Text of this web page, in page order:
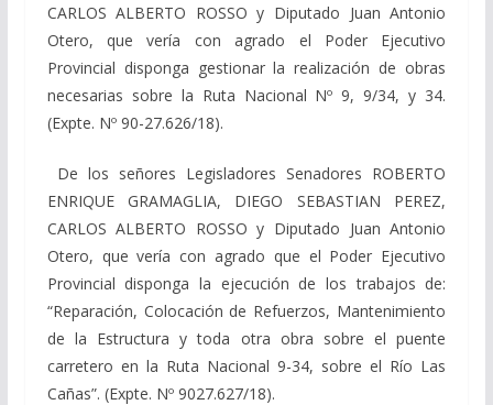
CARLOS ALBERTO ROSSO y Diputado Juan Antonio
Otero, que vería con agrado el Poder Ejecutivo
Provincial disponga gestionar la realización de obras
necesarias sobre la Ruta Nacional Nº 9, 9/34, y 34.
(Expte. Nº 90-27.626/18).
De los señores Legisladores Senadores ROBERTO
ENRIQUE GRAMAGLIA, DIEGO SEBASTIAN PEREZ,
CARLOS ALBERTO ROSSO y Diputado Juan Antonio
Otero, que vería con agrado que el Poder Ejecutivo
Provincial disponga la ejecución de los trabajos de:
“Reparación, Colocación de Refuerzos, Mantenimiento
de la Estructura y toda otra obra sobre el puente
carretero en la Ruta Nacional 9-34, sobre el Río Las
Cañas”. (Expte. Nº 9027.627/18).